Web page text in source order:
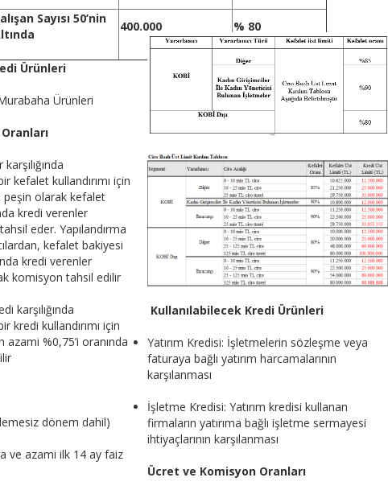
Sayısı 50’nin
400.000 % 80
Ürünleri
Ürünleri
kefalet kullandırımı için
olarak kefalet
kredi verenler
eder. Yapılandırma
kefalet bakiyesi
kredi verenler
komisyon tahsil edilir
karşılığında
kredi kullandırımı için
azami %0,75’i oranında
dönem dahil)
ve azami ilk 14 ay faiz
Kullanılabilecek Kredi Ürünleri
Yatırım Kredisi: İşletmelerin sözleşme veya
faturaya bağlı yatırım harcamalarının
karşılanması
İşletme Kredisi: Yatırım kredisi kullanan
firmaların yatırıma bağlı işletme sermayesi
ihtiyaçlarının karşılanması
Ücret ve Komisyon Oranları